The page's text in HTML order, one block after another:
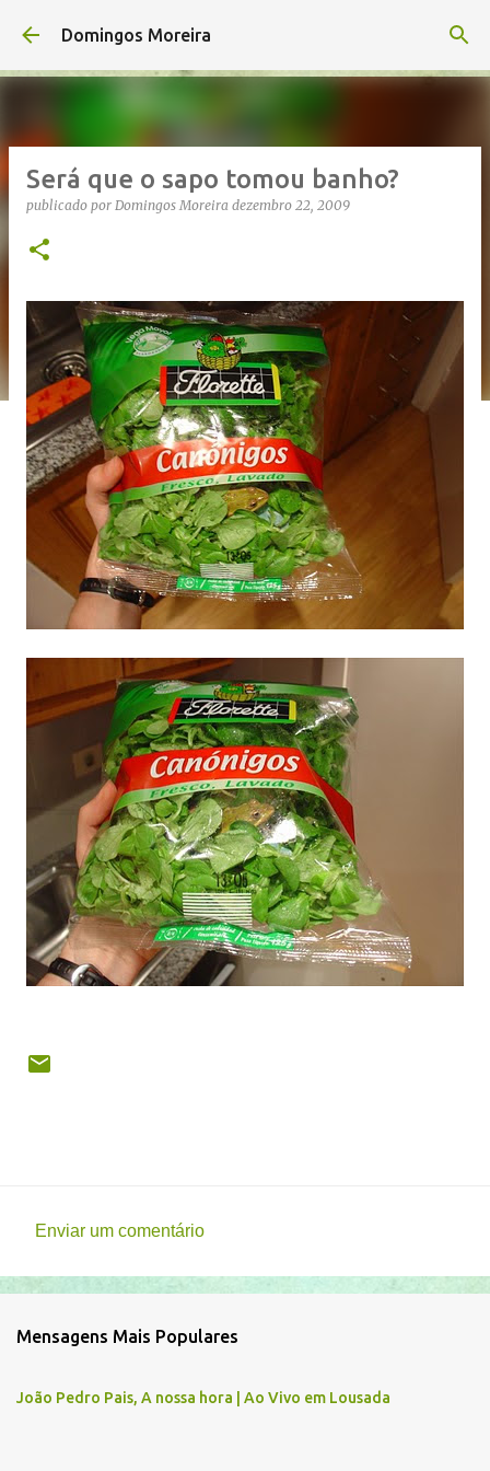
Avançar para o conteúdo principal
Domingos Moreira
Será que o sapo tomou banho?
publicado por Domingos Moreira dezembro 22, 2009
o
e
t
Enviar um comentário
Mensagens Mais Populares
João Pedro Pais, A nossa hora | Ao Vivo em Lousada